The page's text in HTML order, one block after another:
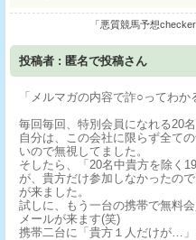
「悪質競馬予想
投稿者 : 匿名で投稿さん
「メルマガの内容で詐○ってわか
毎回毎回、特別会員になれる20
自分は、この会社に限らず全て
いので無視してました。
そしたら、「20名中貴方を除く
が、貴方だけ参加しなかったの
が来ました。
試しに、もう一台の携帯で無料
メールが来ます(笑)
携帯二台に「貴方１人だけが…